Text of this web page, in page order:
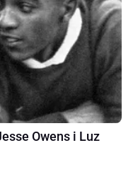
Owens i Luz